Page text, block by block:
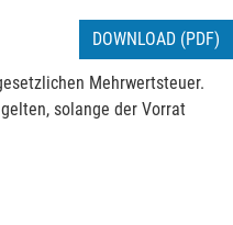
DOWNLOAD (PDF)
Mehrwertsteuer.
solange der Vorrat